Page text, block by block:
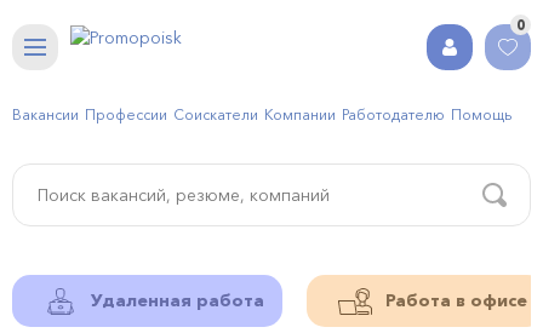
0
Вакансии Профессии Соискатели Компании Работодателю Помощь
Удаленная работа Работа в офисе